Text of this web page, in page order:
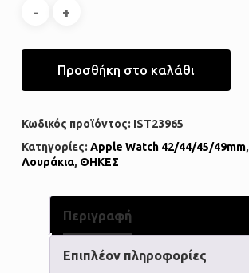
Προσθήκη στο καλάθι
Κωδικός προϊόντος: IST23965
Κατηγορίες: Apple Watch 42/44/45/49mm,
Λουράκια, ΘΗΚΕΣ
Περιγραφή
Επιπλέον πληροφορίες